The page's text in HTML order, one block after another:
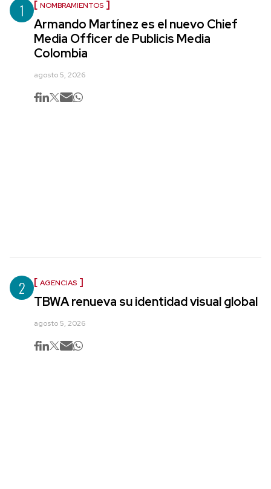
1 NOMBRAMIENTOS
Armando Martínez es el nuevo Chief
Media Officer de Publicis Media
Colombia
agosto 5, 2026
2 AGENCIAS
TBWA renueva su identidad visual global
agosto 5, 2026